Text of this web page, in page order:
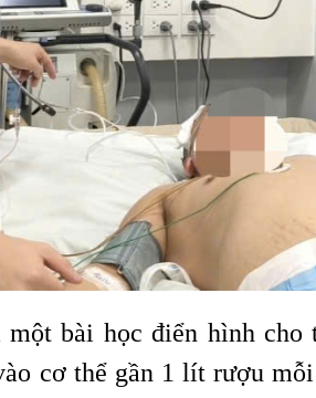
bài học điển hình cho
cơ thể gần 1 lít rượu